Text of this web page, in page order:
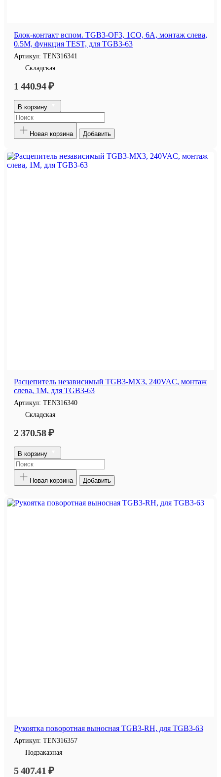
Блок-контакт вспом. TGB3-OF3, 1CO, 6A, монтаж слева,
0.5M, функция TEST, для TGB3-63
Артикул: TEN316341
Складская
1 440.94 ₽
В корзину
Новая корзина Добавить
Расцепитель независимый TGB3-MX3, 240VAC, монтаж
слева, 1M, для TGB3-63
Артикул: TEN316340
Складская
2 370.58 ₽
В корзину
Новая корзина Добавить
Рукоятка поворотная выносная TGB3-RH, для TGB3-63
Артикул: TEN316357
Подзаказная
5 407.41 ₽